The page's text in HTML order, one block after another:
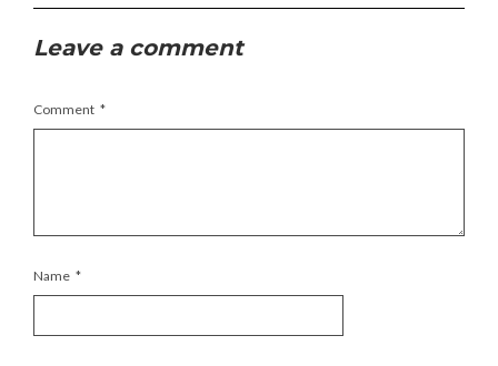
Leave a comment
Comment *
Name *